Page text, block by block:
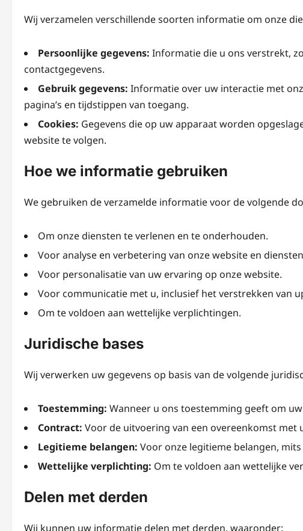
Wij verzamelen verschillende soorten informatie om onze
Persoonlijke gegevens: Informatie die u ons verstrekt,
contactgegevens.
Gebruik gegevens: Informatie over uw interactie met
pagina’s en tijdstippen van toegang.
Cookies: Gegevens die op uw apparaat worden
website te volgen.
Hoe we informatie gebruiken
We gebruiken de verzamelde informatie voor de volgende
Om onze diensten te verlenen en te onderhouden.
Voor analyse en verbetering van onze website en
Voor personalisatie van uw ervaring op onze website.
Voor communicatie met u, inclusief het verstrekken van
Om te voldoen aan wettelijke verplichtingen.
Juridische bases
Wij verwerken uw gegevens op basis van de volgende
Toestemming: Wanneer u ons toestemming geeft om
Contract: Voor de uitvoering van een overeenkomst met
Legitieme belangen: Voor onze legitieme belangen,
Wettelijke verplichting: Om te voldoen aan wettelijke
Delen met derden
Wij kunnen uw informatie delen met derden, waaronder: